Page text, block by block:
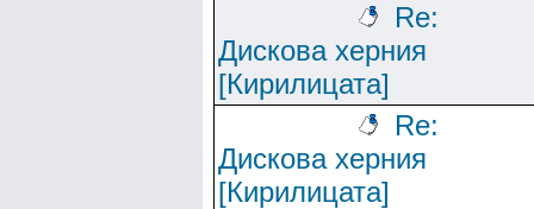
Re:
Дискова херния
[Кирилицата]
Re:
Дискова херния
[Кирилицата]